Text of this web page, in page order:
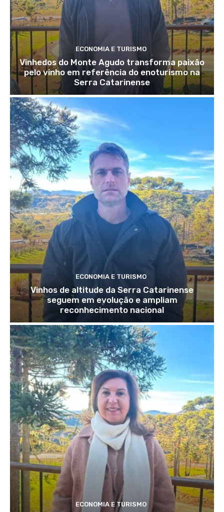
ECONOMIA E TURISMO
Vinhedos do Monte Agudo transforma paixão
pelo vinho em referência do enoturismo na
Serra Catarinense
ECONOMIA E TURISMO
Vinhos de altitude da Serra Catarinense
seguem em evolução e ampliam
reconhecimento nacional
ECONOMIA E TURISMO